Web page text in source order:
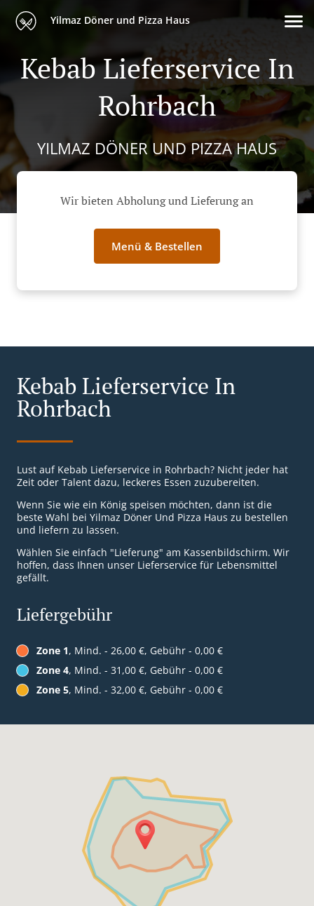
Yilmaz Döner und Pizza Haus
Kebab Lieferservice In
Rohrbach
YILMAZ DÖNER UND PIZZA HAUS
Wir bieten Abholung und Lieferung an
Menü & Bestellen
Kebab Lieferservice In
Rohrbach
Lust auf Kebab Lieferservice in Rohrbach? Nicht jeder hat
Zeit oder Talent dazu, leckeres Essen zuzubereiten.
Wenn Sie wie ein König speisen möchten, dann ist die
beste Wahl bei Yilmaz Döner Und Pizza Haus zu bestellen
und liefern zu lassen.
Wählen Sie einfach "Lieferung" am Kassenbildschirm. Wir
hoffen, dass Ihnen unser Lieferservice für Lebensmittel
gefällt.
Liefergebühr
Zone 1, Mind. - 26,00 €, Gebühr - 0,00 €
Zone 4, Mind. - 31,00 €, Gebühr - 0,00 €
Zone 5, Mind. - 32,00 €, Gebühr - 0,00 €